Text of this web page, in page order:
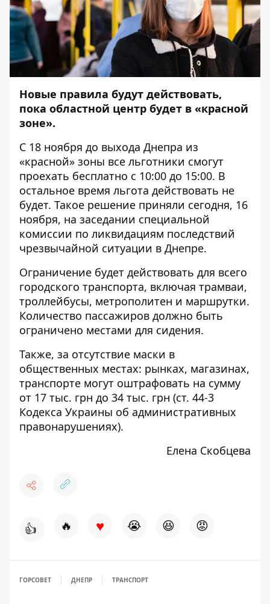
Новые правила будут действовать,
пока областной центр будет в «красной
зоне».
С 18 ноября до выхода Днепра из
«красной» зоны все льготники смогут
проехать бесплатно с 10:00 до 15:00. В
остальное время льгота действовать не
будет. Такое решение приняли сегодня, 16
ноября, на заседании специальной
комиссии по ликвидациям последствий
чрезвычайной ситуации в Днепре.
Ограничение будет действовать для всего
городского транспорта, включая трамваи,
троллейбусы, метрополитен и маршрутки.
Количество пассажиров должно быть
ограничено местами для сидения.
Также, за отсутствие маски в
общественных местах: рынках, магазинах,
транспорте могут оштрафовать на сумму
от 17 тыс. грн до 34 тыс. грн (ст. 44-3
Кодекса Украины об административных
правонарушениях).
Елена Скобцева
👍 🔥 ♥ 😭 😆 😡
ГОРСОВЕТ ДНЕПР ТРАНСПОРТ